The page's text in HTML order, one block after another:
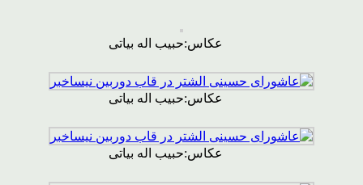
عکاس:حبیب اله بیاتی
عکاس:حبیب اله بیاتی
عکاس:حبیب اله بیاتی